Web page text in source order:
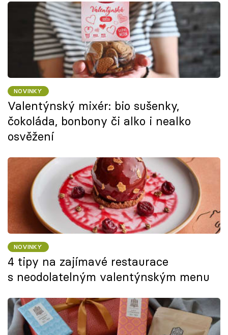
NOVINKY
Valentýnský mixér: bio sušenky,
čokoláda, bonbony či alko i nealko
osvěžení
NOVINKY
4 tipy na zajímavé restaurace
s neodolatelným valentýnským menu